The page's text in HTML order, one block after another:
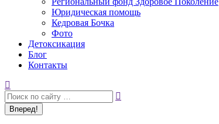
Юридическая помощь
Кедровая Бочка
Фото
Детоксикация
Блог
Контакты
Поиск: